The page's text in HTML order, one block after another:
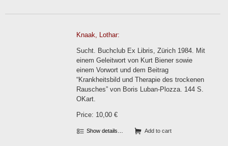
Knaak, Lothar:
Sucht. Buchclub Ex Libris, Zürich 1984. Mit
einem Geleitwort von Kurt Biener sowie
einem Vorwort und dem Beitrag
“Krankheitsbild und Therapie des trockenen
Rausches” von Boris Luban-Plozza. 144 S.
OKart.
Price: 10,00 €
Show details… Add to cart